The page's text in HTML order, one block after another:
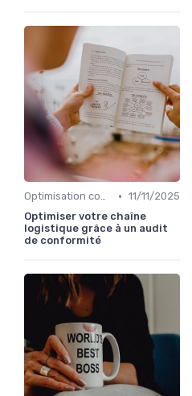
Optimisation coûts • 11/11/2025
Optimiser votre chaîne
logistique grâce à un audit
de conformité